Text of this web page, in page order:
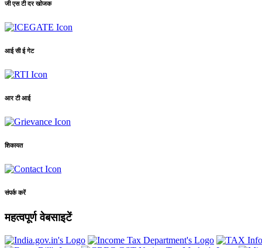
जी एस टी दर खोजक
आई सी ई गेट
आर टी आई
शिकायत
संपर्क करें
महत्वपूर्ण वेबसाइटें